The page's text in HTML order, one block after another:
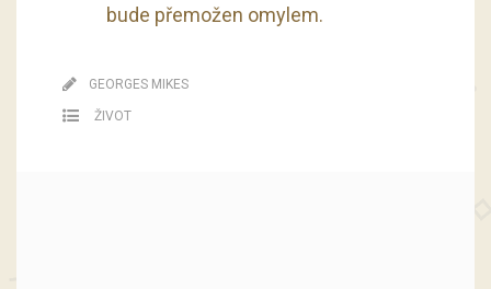
bude přemožen omylem.
GEORGES MIKES
ŽIVOT